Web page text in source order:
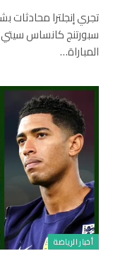
تجري إنجلترا
سبورتنج كانساس
المباراة…
أخبار الرياضة